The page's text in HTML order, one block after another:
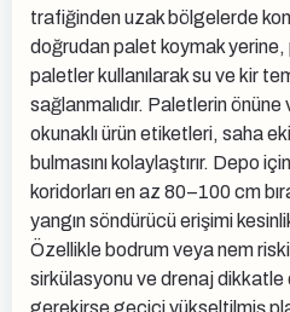
trafiğinden uzak bölgelerde
doğrudan palet koymak
paletler kullanılarak su ve kir
sağlanmalıdır. Paletlerin
okunaklı ürün etiketleri, saha
bulmasını kolaylaştırır. Depo
koridorları en az 80–100 cm
yangın söndürücü erişimi
Özellikle bodrum veya nem
sirkülasyonu ve drenaj dikkatle
gerekirse geçici yükseltilmiş